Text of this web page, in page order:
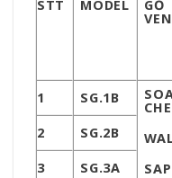
STT MODEL GỖ
1
SG.1B
2 SG.2B
3 SG.3A